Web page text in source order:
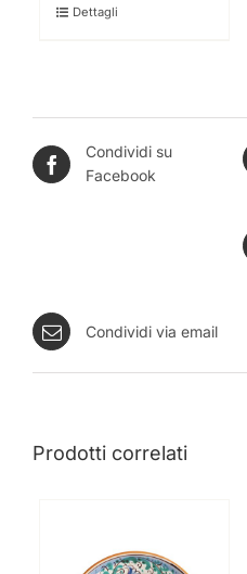
Dettagli
Condividi su
Facebook
Condividi via email
Prodotti correlati